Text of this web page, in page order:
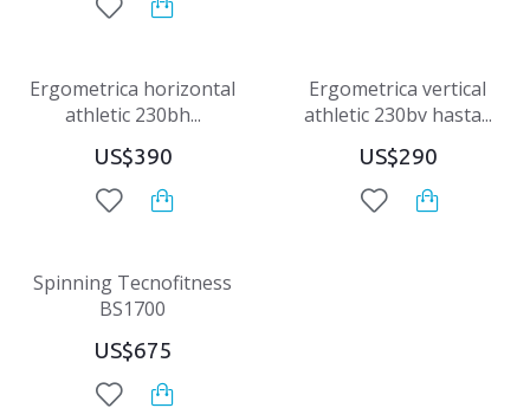
Ergometrica horizontal
athletic 230bh...
US$390
Ergometrica vertical
athletic 230bv hasta...
US$290
Spinning Tecnofitness
BS1700
US$675